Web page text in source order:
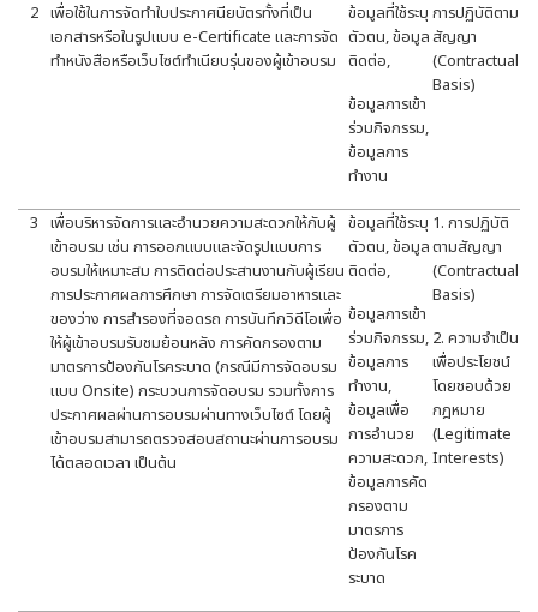
2 เพื่อใช้ในการจัดทำใบประกาศนียบัตรทั้งที่เป็น
เอกสารหรือในรูปแบบ e-Certificate และการจัด
ทำหนังสือหรือเว็บไซต์ทำเนียบรุ่นของผู้เข้าอบรม
ข้อมูลที่ใช้ระบุ
ตัวตน, ข้อมูล
ติดต่อ,
ข้อมูลการเข้า
ร่วมกิจกรรม,
ข้อมูลการ
ทำงาน
การปฏิบัติตาม
สัญญา
(Contractual
Basis)
3 เพื่อบริหารจัดการและอำนวยความสะดวกให้กับผู้
เข้าอบรม เช่น การออกแบบและจัดรูปแบบการ
อบรมให้เหมาะสม การติดต่อประสานงานกับผู้เรียน
การประกาศผลการศึกษา การจัดเตรียมอาหารและ
ของว่าง การสำรองที่จอดรถ การบันทึกวิดีโอเพื่อ
ให้ผู้เข้าอบรมรับชมย้อนหลัง การคัดกรองตาม
มาตรการป้องกันโรคระบาด (กรณีมีการจัดอบรม
แบบ Onsite) กระบวนการจัดอบรม รวมทั้งการ
ประกาศผลผ่านการอบรมผ่านทางเว็บไซต์ โดยผู้
เข้าอบรมสามารถตรวจสอบสถานะผ่านการอบรม
ได้ตลอดเวลา เป็นต้น
ข้อมูลที่ใช้ระบุ
ตัวตน, ข้อมูล
ติดต่อ,
ข้อมูลการเข้า
ร่วมกิจกรรม,
ข้อมูลการ
ทำงาน,
ข้อมูลเพื่อ
การอำนวย
ความสะดวก,
ข้อมูลการคัด
กรองตาม
มาตรการ
ป้องกันโรค
ระบาด
1. การปฏิบัติ
ตามสัญญา
(Contractual
Basis)
2. ความจำเป็น
เพื่อประโยชน์
โดยชอบด้วย
กฎหมาย
(Legitimate
Interests)